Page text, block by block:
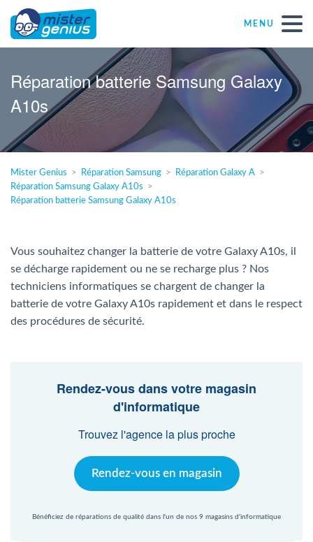
MENU
Réparations – Dépannages
Magasins informatiques toutes marques
Particulier
Indépendant
Agent Windows
Nl
Réparation batterie Samsung Galaxy
A10s
Mister Genius Réparation Samsung
Réparation Galaxy A
Réparation Samsung Galaxy A10s
Réparation batterie Samsung Galaxy A10s
Vous souhaitez changer la batterie de votre Galaxy A10s, il
se décharge rapidement ou ne se recharge plus ? Nos
techniciens informatiques se chargent de changer la
batterie de votre Galaxy A10s rapidement et dans le respect
des procédures de sécurité.
Rendez-vous dans votre magasin
d'informatique
Trouvez l'agence la plus proche
Rendez-vous en magasin
Bénéficiez de réparations de qualité dans l'un de nos 9 magasins d'informatique